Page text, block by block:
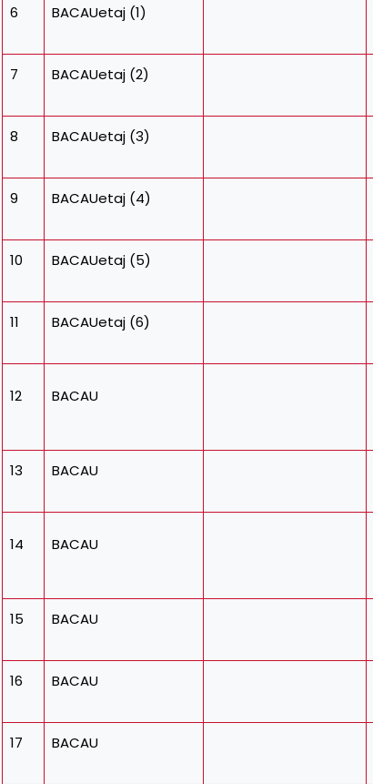
6 BACAUetaj (1)
7 BACAUetaj (2)
8 BACAUetaj (3)
9 BACAUetaj (4)
10 BACAUetaj (5)
11 BACAUetaj (6)
12 BACAU
13 BACAU
14 BACAU
15 BACAU
16 BACAU
17 BACAU